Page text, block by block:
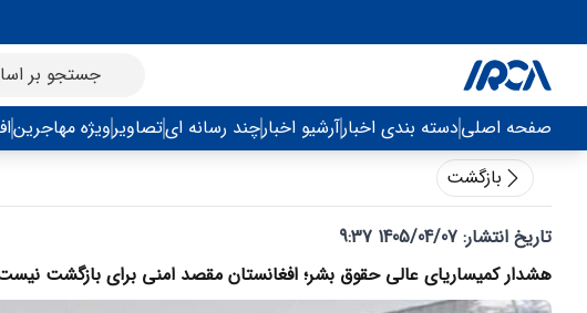
صفحه اصلیدسته بندی اخبارآرشیو اخبارچند رسانه ایتصاویرویژه مهاجرین
بازگشت
تاریخ انتشار: 1405/04/07 9:37
هشدار کمیساریای عالی حقوق بشر؛ افغانستان مقصد امنی برای بازگشت